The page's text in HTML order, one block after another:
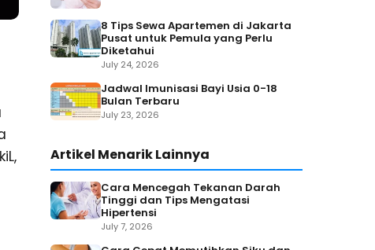
8 Tips Sewa Apartemen di Jakarta
Pusat untuk Pemula yang Perlu
Diketahui
July 24, 2026
Jadwal Imunisasi Bayi Usia 0-18
Bulan Terbaru
July 23, 2026
Artikel Menarik Lainnya
Cara Mencegah Tekanan Darah
Tinggi dan Tips Mengatasi
Hipertensi
July 7, 2026